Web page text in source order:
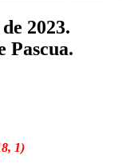
2023.
Pascua.
1)